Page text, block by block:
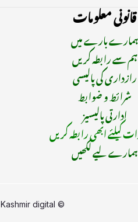
قانونی معلومات
ہمارے بارے میں
ہم سے رابطہ کریں
رازداری کی پالیسی
شرائط و ضوابط
ادارتی پالیسیز
کیلئے ابھی رابطہ کریں
ہمارے لیے لکھیں
© Copyright 2015 - 2025 | All Rights Reserved | Managed By
Kashmir digital